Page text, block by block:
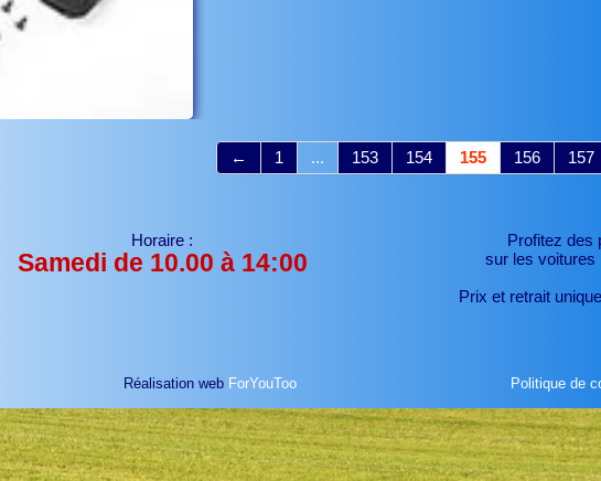
← 1 ... 153 154 155 156 157
Horaire :
Samedi de 10.00 à 14:00
Profitez des
sur les voitures
Prix et retrait
Réalisation web ForYouToo Politique de